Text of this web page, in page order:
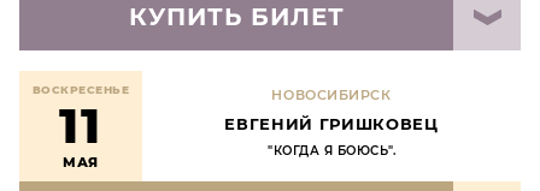
КУПИТЬ БИЛЕТ
ВОСКРЕСЕНЬЕ
11
МАЯ
НОВОСИБИРСК
ЕВГЕНИЙ ГРИШКОВЕЦ
"КОГДА Я БОЮСЬ".